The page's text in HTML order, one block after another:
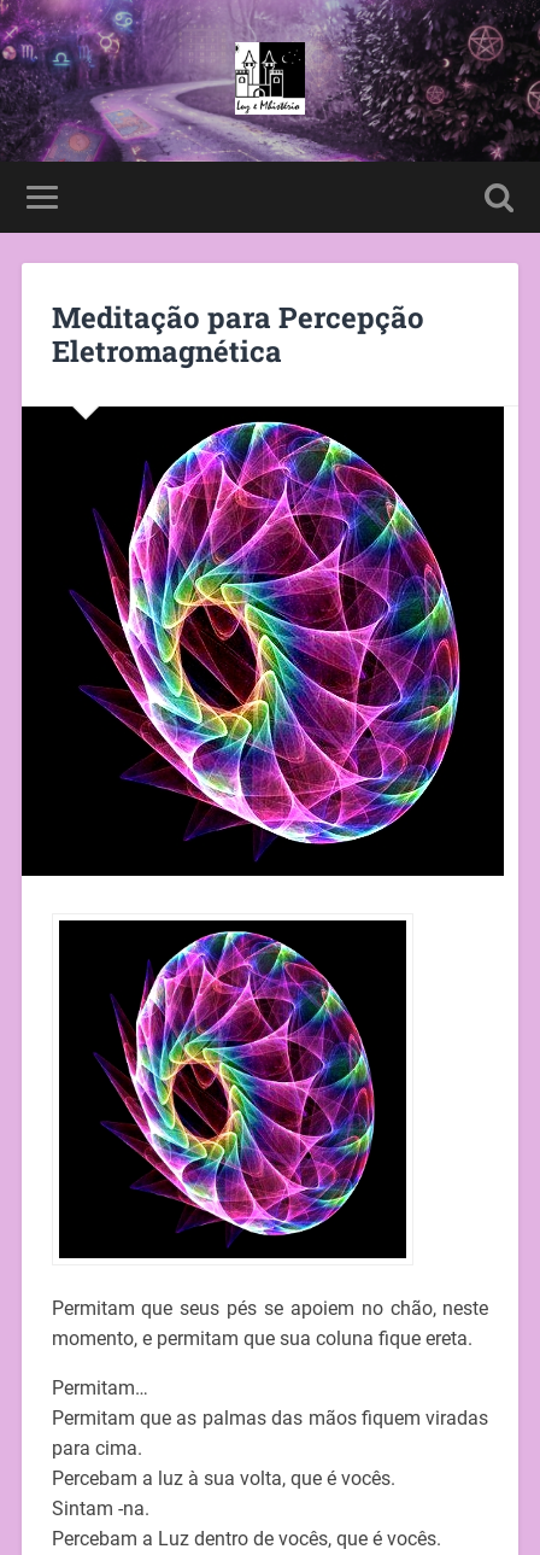
Meditação para Percepção
Eletromagnética
Permitam que seus pés se apoiem no chão, neste
momento, e permitam que sua coluna fique ereta.
Permitam…
Permitam que as palmas das mãos fiquem viradas
para cima.
Percebam a luz à sua volta, que é vocês.
Sintam -na.
Percebam a Luz dentro de vocês, que é vocês.